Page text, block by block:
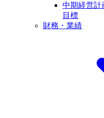
中期経営計
目標
財務・業績